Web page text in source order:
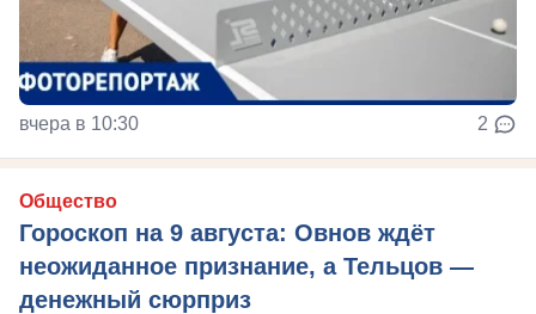
вчера в 10:30 2
Общество
Гороскоп на 9 августа: Овнов ждёт
неожиданное признание, а Тельцов —
денежный сюрприз